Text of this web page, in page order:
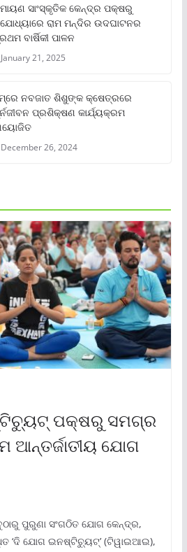
ସାଂସ୍କୃତିକ କେନ୍ଦ୍ର ପକ୍ଷରୁ
ରାମ ମନ୍ଦିର ଉଦଘାଟନର
ବାର୍ଷିକୀ ପାଳନ
January 21, 2025
ନବଜାତ ଶିଶୁଙ୍କ କ୍ଷେତ୍ରରେ
ପ୍ରଶିକ୍ଷଣ କାର୍ଯ୍ୟକ୍ରମ
December 26, 2024
ପକ୍ଷରୁ ସମଗ୍ର
ଆନ୍ତର୍ଜାତୀୟ ଯୋଗ
ପୁରୁଣା ସଂଗଠିତ ଯୋଗ କେନ୍ଦ୍ର,
‘ଦି ଯୋଗ ଇନଷ୍ଟିଚ୍ୟୁଟ୍‌’ (ଟିୱାଇଆଇ),